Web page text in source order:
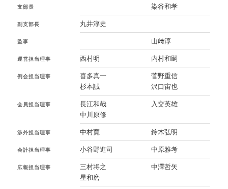
支部長 染谷和孝
副支部長 丸井淳史
監事 山﨑淳
運営担当理事 西村明 内村和嗣
例会担当理事
喜多真一
杉本誠
菅野重信
沢口宙也
会員担当理事
長江和哉
中川原修
入交英雄
渉外担当理事 中村寛 鈴木弘明
会計担当理事 小谷野進司 中原雅考
広報担当理事
三村将之
星和磨
中澤哲矢